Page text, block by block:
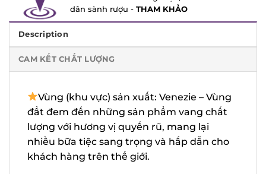
dân sành rượu -
THAM KHẢO
Description
CAM KẾT CHẤT LƯỢNG
Vùng (khu vực) sản xuất: Venezie –
Vùng đẩt đem đến những sản phẩm
vang chất lượng với hương vị quyến rũ,
mang lại nhiều bữa tiệc sang trọng và
hấp dẫn cho khách hàng trên thế giới.